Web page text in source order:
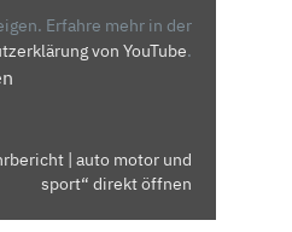
Erfahre mehr in der
von YouTube.
| auto motor und
sport“ direkt öffnen